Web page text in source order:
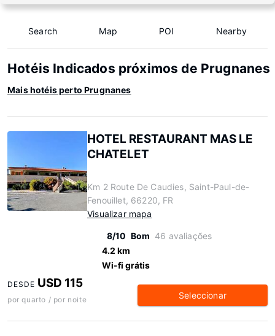
Search Map POI Nearby
Hotéis Indicados próximos de Prugnanes
Mais hotéis perto Prugnanes
HOTEL RESTAURANT MAS LE
CHATELET
Km 2 Route De Caudies, Saint-Paul-de-
Fenouillet, 66220, FR
Visualizar mapa
8/10 Bom 46 avaliações
4.2 km
Wi-fi grátis
DESDE USD 115
por quarto / por noite Seleccionar